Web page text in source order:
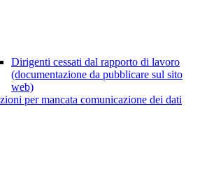
Dirigenti cessati dal rapporto di lavoro
(documentazione da pubblicare sul sito
web)
per mancata comunicazione dei dati